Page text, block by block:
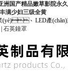
洲国产精品嫩草影院
满少妇三级全黄
(yè)、LED產(chǎn)
石英鐘罩